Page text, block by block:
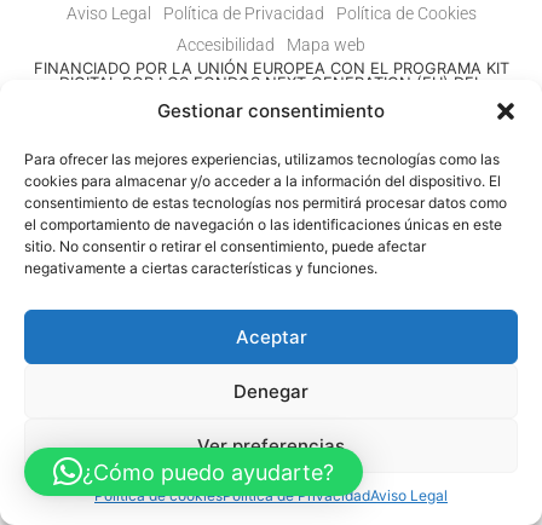
Gestionar consentimiento
Para ofrecer las mejores experiencias, utilizamos tecnologías como las
cookies para almacenar y/o acceder a la información del dispositivo. El
consentimiento de estas tecnologías nos permitirá procesar datos como
el comportamiento de navegación o las identificaciones únicas en este
sitio. No consentir o retirar el consentimiento, puede afectar
negativamente a ciertas características y funciones.
Aceptar
Denegar
Ver preferencias
Política de cookiesPolítica de PrivacidadAviso Legal
Aviso Legal Política de Privacidad
Política de Cookies
Accesibilidad
Mapa web
FINANCIADO POR LA UNIÓN EUROPEA CON EL PROGRAMA KIT
DIGITAL POR LOS FONDOS NEXT GENERATION (EU) DEL
© Guia Telefónica de Empresas – Todos los derechos reservados.
¿Cómo puedo ayudarte?